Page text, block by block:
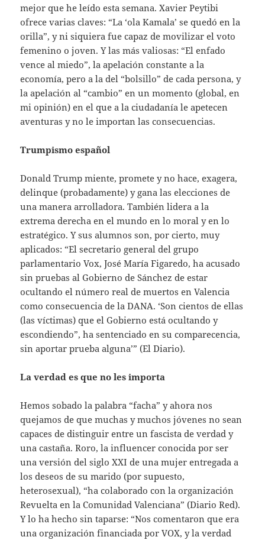
mejor que he leído esta semana. Xavier Peytibi
ofrece varias claves: “La ‘ola Kamala’ se quedó en la
orilla”, y ni siquiera fue capaz de movilizar el voto
femenino o joven. Y las más valiosas: “El enfado
vence al miedo”, la apelación constante a la
economía, pero a la del “bolsillo” de cada persona, y
la apelación al “cambio” en un momento (global, en
mi opinión) en el que a la ciudadanía le apetecen
aventuras y no le importan las consecuencias.
Trumpismo español
Donald Trump miente, promete y no hace, exagera,
delinque (probadamente) y gana las elecciones de
una manera arrolladora. También lidera a la
extrema derecha en el mundo en lo moral y en lo
estratégico. Y sus alumnos son, por cierto, muy
aplicados: “El secretario general del grupo
parlamentario Vox, José María Figaredo, ha acusado
sin pruebas al Gobierno de Sánchez de estar
ocultando el número real de muertos en Valencia
como consecuencia de la DANA. ‘Son cientos de ellas
(las víctimas) que el Gobierno está ocultando y
escondiendo”, ha sentenciado en su comparecencia,
sin aportar prueba alguna’” (El Diario).
La verdad es que no les importa
Hemos sobado la palabra “facha” y ahora nos
quejamos de que muchas y muchos jóvenes no sean
capaces de distinguir entre un fascista de verdad y
una castaña. Roro, la influencer conocida por ser
una versión del siglo XXI de una mujer entregada a
los deseos de su marido (por supuesto,
heterosexual), “ha colaborado con la organización
Revuelta en la Comunidad Valenciana” (Diario Red).
Y lo ha hecho sin taparse: “Nos comentaron que era
una organización financiada por VOX, y la verdad